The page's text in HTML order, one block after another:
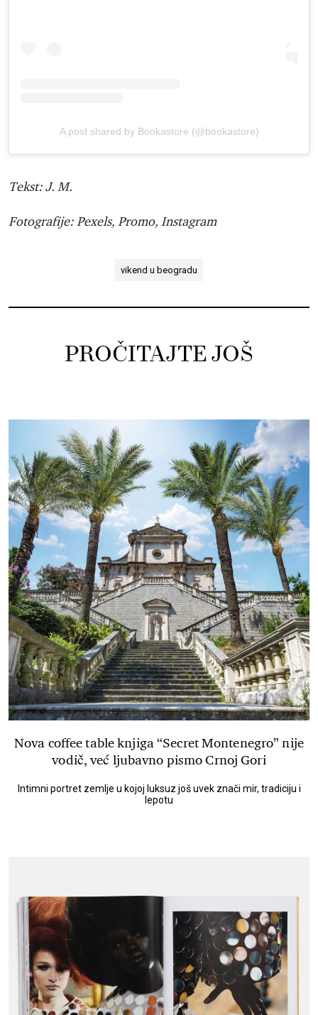
A post shared by Bookastore (@bookastore)
Tekst: J. M.
Fotografije: Pexels, Promo, Instagram
vikend u beogradu
PROČITAJTE JOŠ
Nova coffee table knjiga “Secret Montenegro” nije
vodič, već ljubavno pismo Crnoj Gori
Intimni portret zemlje u kojoj luksuz još uvek znači mir, tradiciju i
lepotu